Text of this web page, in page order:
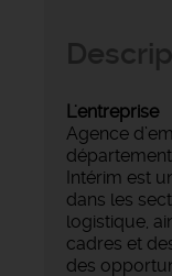
L'entreprise
Agence
Intérim est
dans les
logistique,
cadres et
des